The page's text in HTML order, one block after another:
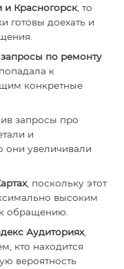
Красногорск , то
готовы доехать и
по ремонту
к
конкретные
запросы про
и
увеличивали
, поскольку этот
высоким
обращению.
Аудиториях,
кто находится
вероятность